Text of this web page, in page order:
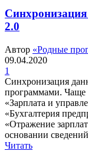
2.0
Автор «Родные
09.04.2020
1
Синхронизация
программами. Чаще
«Зарплата и
«Бухгалтерия
«Отражение
основании
Читать